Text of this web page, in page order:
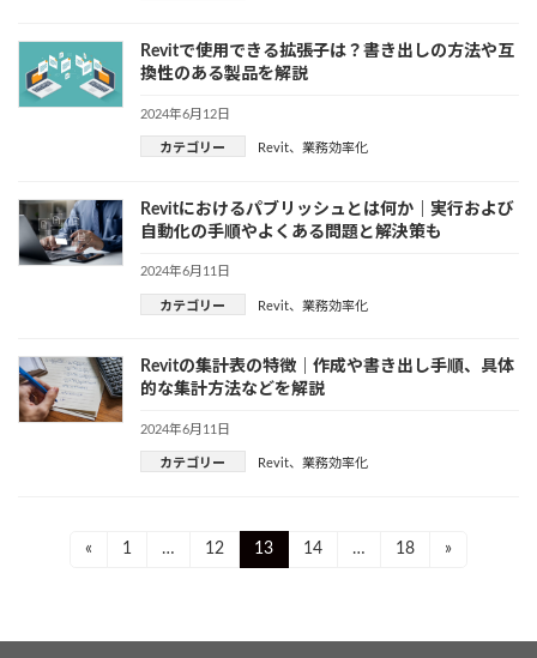
Revitで使用できる拡張子は？書き出しの方法や互
換性のある製品を解説
2024年6月12日
カテゴリー Revit、 業務効率化
Revitにおけるパブリッシュとは何か｜実行および
自動化の手順やよくある問題と解決策も
2024年6月11日
カテゴリー Revit、 業務効率化
Revitの集計表の特徴｜作成や書き出し手順、具体
的な集計方法などを解説
2024年6月11日
カテゴリー Revit、 業務効率化
« Page
1 … Page
12 Page
13 Page
14 … Page
18 »